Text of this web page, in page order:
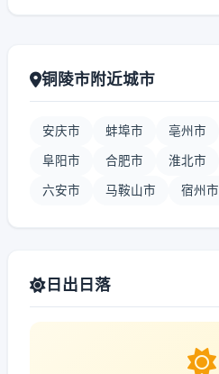
铜陵市附近城市
安庆市 蚌埠市 亳州市
阜阳市 合肥市 淮北市
六安市 马鞍山市 宿州市
日出日落